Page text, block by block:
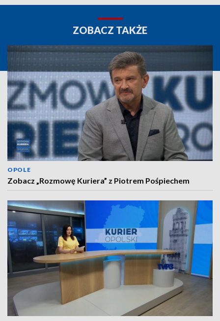
ZOBACZ TAKŻE
OPOLE
Zobacz „Rozmowę Kuriera” z Piotrem Pośpiechem